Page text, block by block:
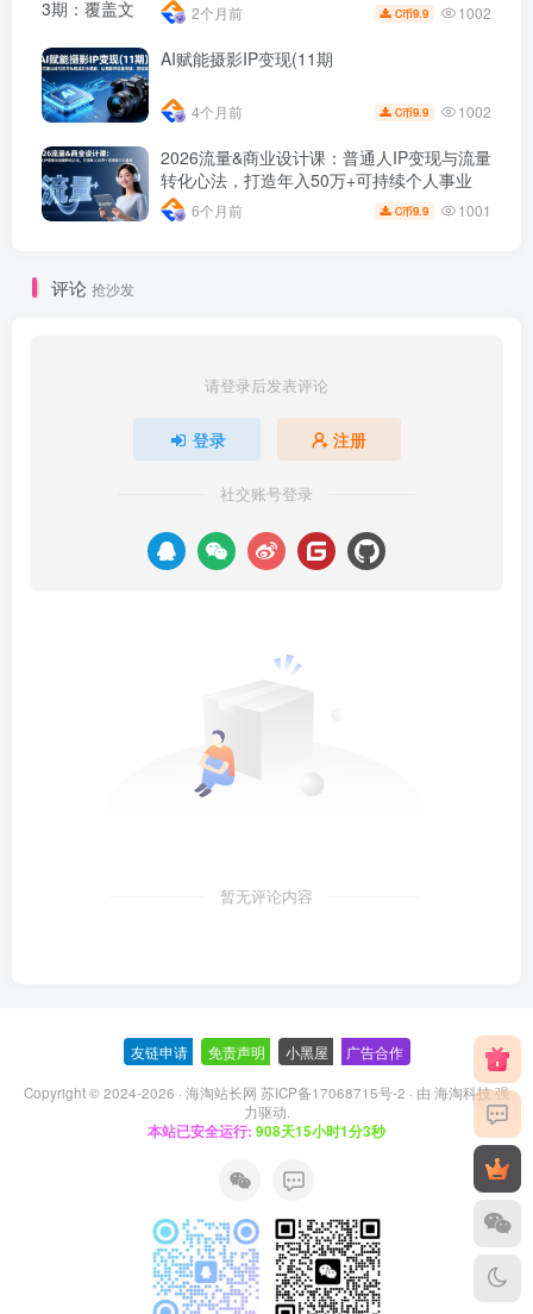
2个月前 C币9.9 1002
AI赋能摄影IP变现(11期
4个月前 C币9.9 1002
2026流量&商业设计课：普通人IP变现与流量
转化心法，打造年入50万+可持续个人事业
6个月前 C币9.9 1001
评论 抢沙发
请登录后发表评论
登录 注册
社交账号登录
暂无评论内容
友链申请 免责声明 小黑屋 广告合作
Copyright © 2024-2026 · 海淘站长网 苏ICP备17068715号-2 · 由 海淘科技强
力驱动.
本站已安全运行: 908天15小时1分4秒